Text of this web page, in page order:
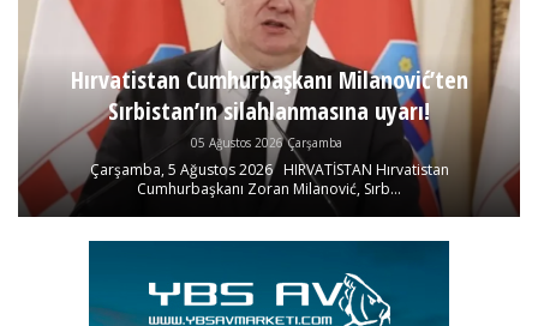
Hırvatistan Cumhurbaşkanı Milanović’ten
Sırbistan’ın silahlanmasına uyarı!
05 Ağustos 2026 Çarşamba
Çarşamba, 5 Ağustos 2026 HIRVATİSTAN Hırvatistan
Cumhurbaşkanı Zoran Milanović, Sırb...